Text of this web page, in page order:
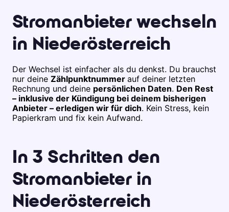
Stromanbieter wechseln
in Niederösterreich
Der Wechsel ist einfacher als du denkst. Du brauchst
nur deine Zählpunktnummer auf deiner letzten
Rechnung und deine persönlichen Daten. Den Rest
– inklusive der Kündigung bei deinem bisherigen
Anbieter – erledigen wir für dich. Kein Stress, kein
Papierkram und fix kein Aufwand.
In 3 Schritten den
Stromanbieter in
Niederösterreich